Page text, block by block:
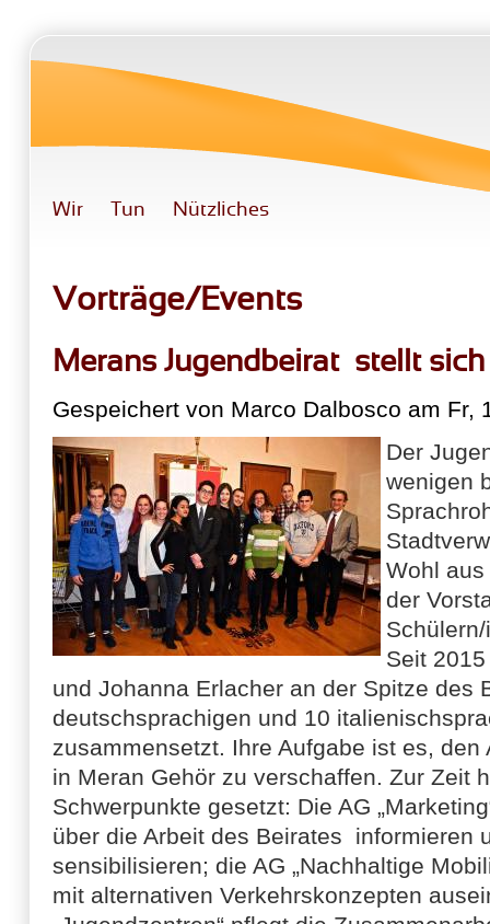
Wir Tun Nützliches
Vorträge/Events
Merans Jugendbeirat stellt sich
Gespeichert von Marco Dalbosco am Fr,
Der
wenigen
Wohl
der
Seit
und Johanna Erlacher an der Spitze des
deutschsprachigen und 10
zusammensetzt. Ihre Aufgabe ist es,
in Meran Gehör zu verschaffen. Zur Zeit
Schwerpunkte gesetzt: Die AG
über die Arbeit des Beirates informieren
sensibilisieren; die AG „Nachhaltige
mit alternativen Verkehrskonzepten